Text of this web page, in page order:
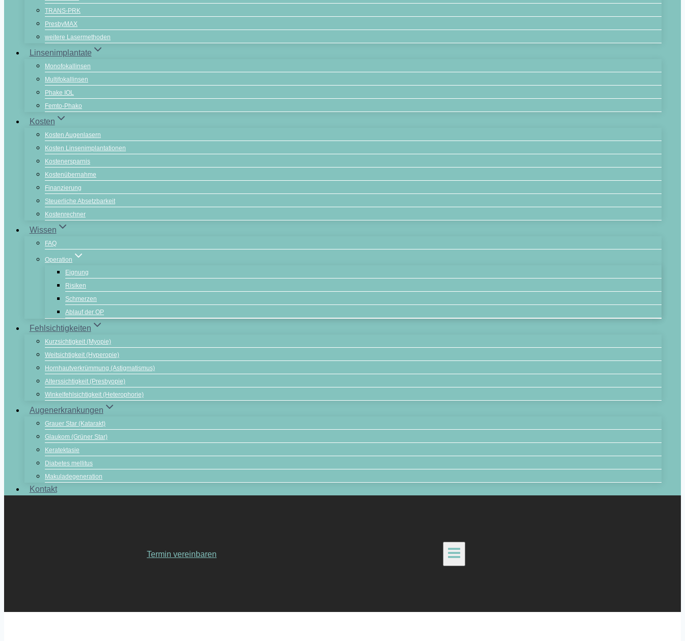
TRANS-PRK
PresbyMAX
weitere Lasermethoden
Linsenimplantate
Monofokallinsen
Multifokallinsen
Phake IOL
Femto-Phako
Kosten
Kosten Augenlasern
Kosten Linsenimplantationen
Kostenersparnis
Kostenübernahme
Finanzierung
Steuerliche Absetzbarkeit
Kostenrechner
Wissen
FAQ
Operation
Eignung
Risiken
Schmerzen
Ablauf der OP
Fehlsichtigkeiten
Kurzsichtigkeit (Myopie)
Weitsichtigkeit (Hyperopie)
Hornhautverkrümmung (Astigmatismus)
Alterssichtigkeit (Presbyopie)
Winkelfehlsichtigkeit (Heterophorie)
Augenerkrankungen
Grauer Star (Katarakt)
Glaukom (Grüner Star)
Keratektasie
Diabetes mellitus
Makuladegeneration
Kontakt
Termin vereinbaren